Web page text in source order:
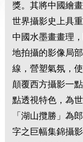
獎。其將中國繪
世界攝影史上具
中國水墨畫畫理
地拍攝的影像局
線，營塑氣氛，
顛覆西方攝影一
點透視特色，為
「湖山攬勝」為
字之巨幅集錦攝